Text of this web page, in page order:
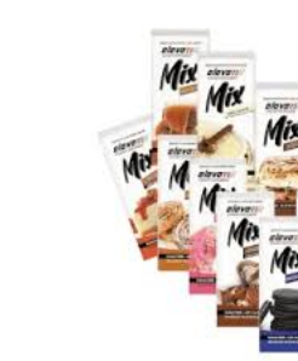
AÑADIR AL